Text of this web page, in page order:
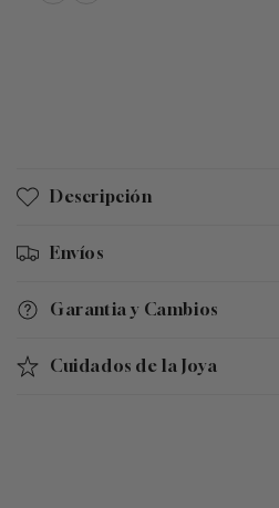
o
n
t
e
n
i
d
o
Descripción
Envíos
Garantia y Cambios
Cuidados de la Joya